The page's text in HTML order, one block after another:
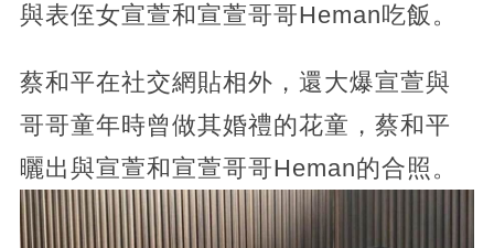
與表侄女宣萱和宣萱哥哥Heman吃飯。
蔡和平在社交網貼相外，還大爆宣萱與
哥哥童年時曾做其婚禮的花童，蔡和平
曬出與宣萱和宣萱哥哥Heman的合照。